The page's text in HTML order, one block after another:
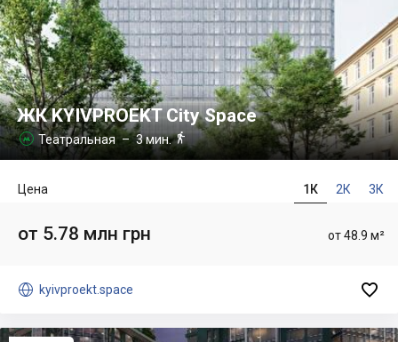
ЖК KYIVPROEKT City Space
 Театральная– 3 мин.
1К 2К 3К
Цена
от 48.9 м²
от 5.78 млн грн
 kyivproekt.space 